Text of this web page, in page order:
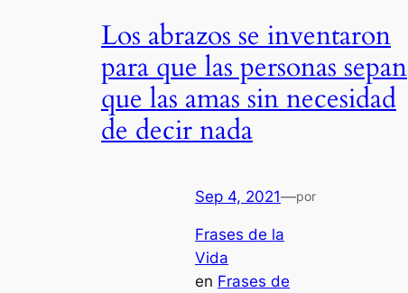
Los abrazos se inventaron
para que las personas sepan
que las amas sin necesidad
de decir nada
Sep 4, 2021—por
Frases de la
Vida
en Frases de